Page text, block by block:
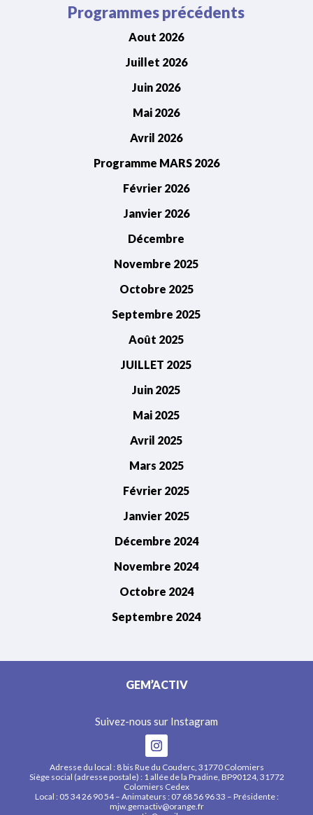
Programmes précédents
Aout 2026
Juillet 2026
Juin 2026
Mai 2026
Avril 2026
Programme MARS 2026
Février 2026
Janvier 2026
Décembre
Novembre 2025
Octobre 2025
Septembre 2025
Août 2025
JUILLET 2025
Juin 2025
Mai 2025
Avril 2025
Mars 2025
Février 2025
Janvier 2025
Décembre 2024
Novembre 2024
Octobre 2024
Septembre 2024
GEM’ACTIV
Suivez-nous sur Instagram
Adresse du local : 8 bis Rue du Couderc, 31770 Colomiers
Siège social (adresse postale) : 1 allée de la Pradine, BP90124, 31772
Colomiers Cedex
Local : 05 34 26 90 54 – Animateurs : 07 68 56 96 33 – Présidente :
mjw.gemactiv@orange.fr